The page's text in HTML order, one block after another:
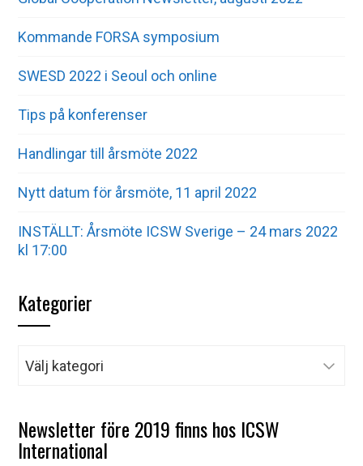
Kommande FORSA symposium
SWESD 2022 i Seoul och online
Tips på konferenser
Handlingar till årsmöte 2022
Nytt datum för årsmöte, 11 april 2022
INSTÄLLT: Årsmöte ICSW Sverige – 24 mars 2022
kl 17:00
Kategorier
Newsletter före 2019 finns hos ICSW
International